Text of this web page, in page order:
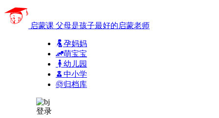
启蒙课 父母是孩子最好的启蒙老师
孕妈妈
萌宝宝
幼儿园
中小学
归档库
登录